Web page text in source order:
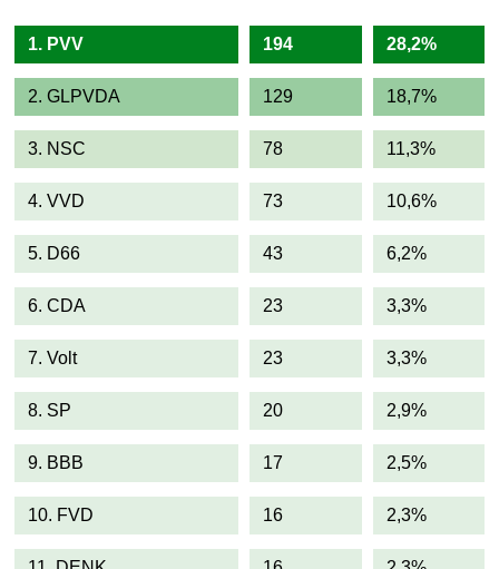
1. PVV 194 28,2%
2. GLPVDA 129 18,7%
3. NSC 78 11,3%
4. VVD 73 10,6%
5. D66 43 6,2%
6. CDA 23 3,3%
7. Volt 23 3,3%
8. SP 20 2,9%
9. BBB 17 2,5%
10. FVD 16 2,3%